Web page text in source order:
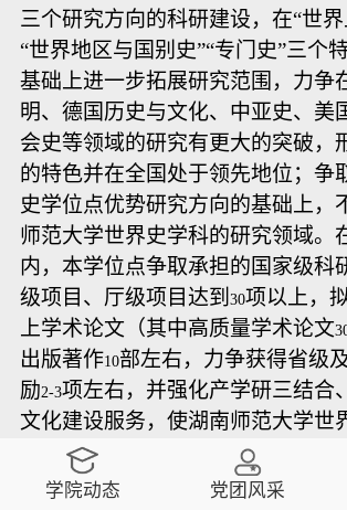
三个研究方向的科研建设，在“世
“世界地区与国别史”“专门史”三个
基础上进一步拓展研究范围，力争
明、德国历史与文化、中亚史、美
会史等领域的研究有更大的突破，
的特色并在全国处于领先地位；争
史学位点优势研究方向的基础上，
师范大学世界史学科的研究领域。
内，本学位点争取承担的国家级科
级项目、厅级项目达到 30项以上，
上学术论文（其中高质量学术论文
出版著作10部左右，力争获得省级
励2-3项左右，并强化产学研三结合
文化建设服务，使湖南师范大学世
研上成为省内世界史学科的排头兵
史研究方面占据重要地位。
学院动态 党团风采